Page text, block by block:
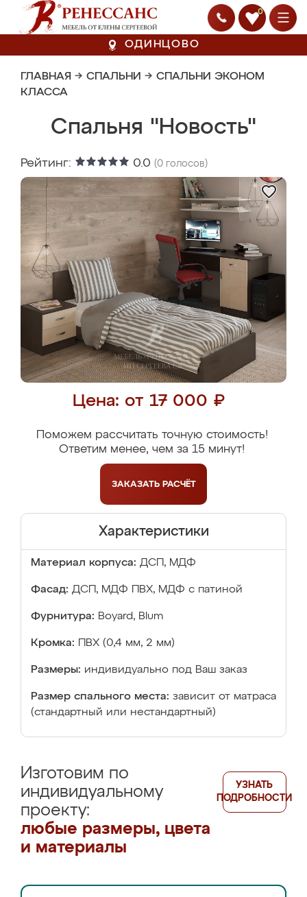
0
ОДИНЦОВО
ГЛАВНАЯ → СПАЛЬНИ → СПАЛЬНИ ЭКОНОМ
КЛАССА
Спальня "Новость"
Рейтинг: 0.0 (0 голосов)
Цена: от 17 000 ₽
Поможем рассчитать точную стоимость!
Ответим менее, чем за 15 минут!
ЗАКАЗАТЬ РАСЧЁТ
Характеристики
Материал корпуса: ДСП, МДФ
Фасад: ДСП, МДФ ПВХ, МДФ с патиной
Фурнитура: Boyard, Blum
Кромка: ПВХ (0,4 мм, 2 мм)
Размеры: индивидуально под Ваш заказ
Размер спального места: зависит от матраса
(стандартный или нестандартный)
Изготовим по
индивидуальному
проекту:
любые размеры, цвета
и материалы
УЗНАТЬ
ПОДРОБНОСТИ